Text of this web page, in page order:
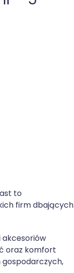
to
firm dbających
akcesoriów
oraz komfort
gospodarczych,